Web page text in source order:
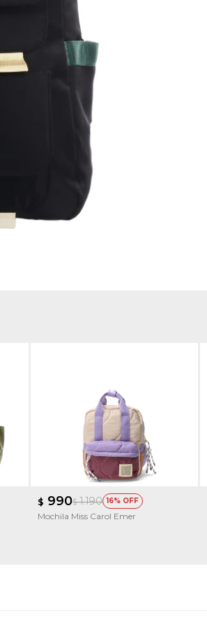
$ 990$ 1.190 16
Mochila Miss Carol Emer